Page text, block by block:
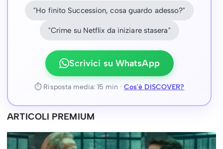
"Ho finito Succession, cosa guardo adesso?"
"Crime su Netflix da iniziare stasera"
Scrivici su WhatsApp
⏱ Risposta media: 15 min · Cos'è DISCOVER?
ARTICOLI PREMIUM